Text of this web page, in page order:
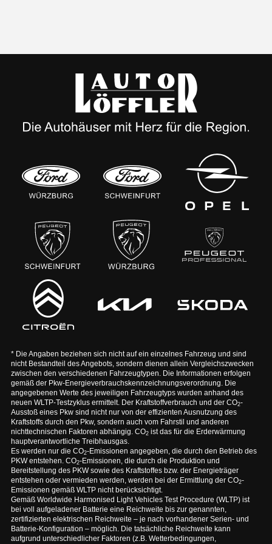
* Die Angaben beziehen sich nicht auf ein einzelnes Fahrzeug und sind
nicht Bestandteil des Angebots, sondern dienen allein Vergleichszwecken
zwischen den verschiedenen Fahrzeugtypen. Die Informationen erfolgen
gemäß der Pkw-Energieverbrauchskennzeichnungsverordnung. Die
angegebenen Werte des jeweiligen Fahrzeugtyps wurden anhand des
neuen WLTP-Testzyklus ermittelt. Der Kraftstoffverbrauch und der CO2-
Ausstoß eines Pkw sind nicht nur von der effizienten Ausnutzung des
Kraftstoffs durch den Pkw, sondern auch vom Fahrstil und anderen
nichttechnischen Faktoren abhängig. CO2ist das für die Erderwärmung
hauptverantwortliche Treibhausgas.
Es werden nur die CO2-Emissionen angegeben, die durch den Betrieb des
PKW entstehen. CO2-Emissionen, die durch die Produktion und
Bereitstellung des PKW sowie des Kraftstoffes bzw. der Energieträger
entstehen oder vermieden werden, werden bei der Ermittlung der CO2-
Emissionen gemäß WLTP nicht berücksichtigt.
Gemäß Worldwide Harmonised Light Vehicles Test Procedure (WLTP) ist
bei voll aufgeladener Batterie eine Reichweite bis zur genannten,
zertifizierten elektrischen Reichweite – je nach vorhandener Serien- und
Batterie-Konfiguration – möglich. Die tatsächliche Reichweite kann
aufgrund unterschiedlicher Faktoren (z.B. Wetterbedingungen,